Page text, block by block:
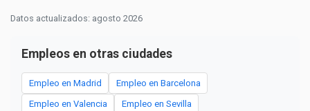
Datos actualizados: agosto 2026
Empleos en otras ciudades
Empleo en Madrid Empleo en Barcelona
Empleo en Valencia Empleo en Sevilla